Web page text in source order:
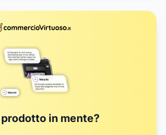
prodotto in mente?